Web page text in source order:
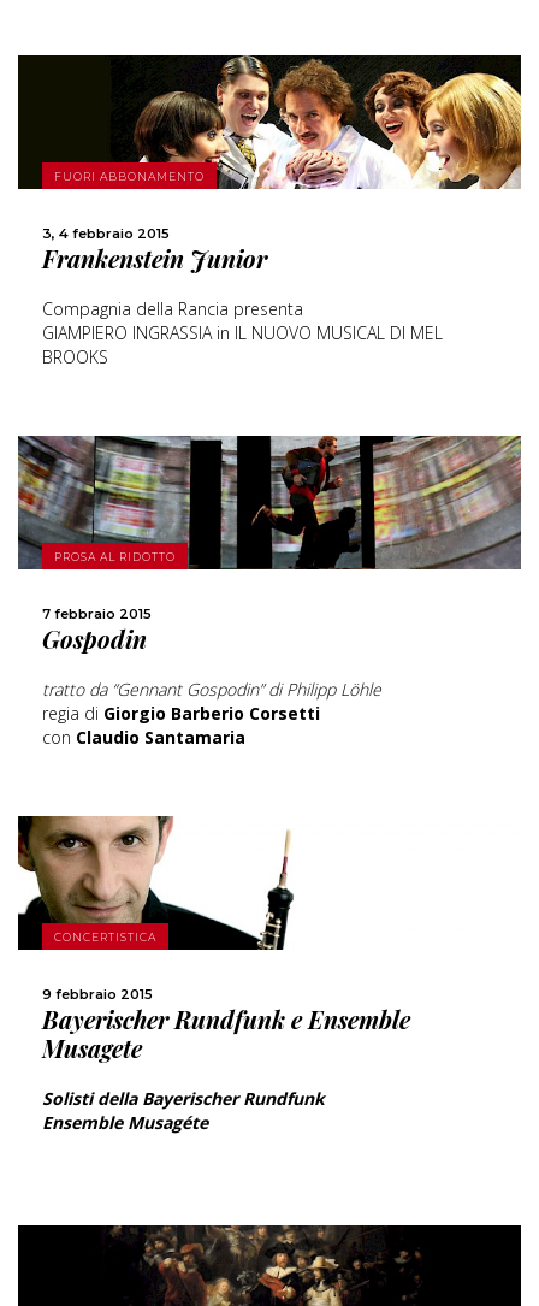
FUORI ABBONAMENTO
3, 4 febbraio 2015
Frankenstein Junior
Compagnia della Rancia presenta
GIAMPIERO INGRASSIA in IL NUOVO MUSICAL DI MEL
BROOKS
SCOPRI DI PIÙ
CONDIVIDI
PROSA AL RIDOTTO
7 febbraio 2015
Gospodin
tratto da “Gennant Gospodin” di Philipp Löhle
regia di Giorgio Barberio Corsetti
con Claudio Santamaria
SCOPRI DI PIÙ
CONCERTISTICA
9 febbraio 2015
Bayerischer Rundfunk e Ensemble
Musagete
Solisti della Bayerischer Rundfunk
Ensemble Musagéte
SCOPRI DI PIÙ
CONDIVIDI